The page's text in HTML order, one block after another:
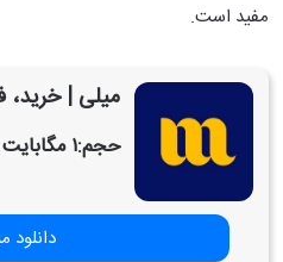
مفید است.
‏میلی | خرید،
حجم:۱ مگابایت
دانلود